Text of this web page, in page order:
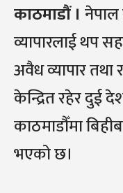
काठमाडौं ।
व्यापारलाई थप
अवैध व्यापार तथा
केन्द्रित रहेर दुई
काठमाडौँमा
भएको छ।